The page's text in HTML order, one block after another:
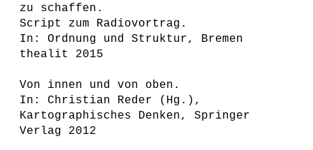
zu schaffen.
Script zum Radiovortrag.
In: Ordnung und Struktur, Bremen
thealit 2015
Von innen und von oben.
In: Christian Reder (Hg.),
Kartographisches Denken, Springer
Verlag 2012